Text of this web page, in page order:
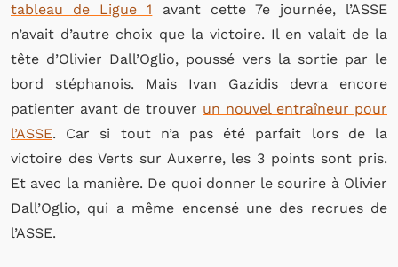
tableau de Ligue 1 avant cette 7e journée, l’ASSE
n’avait d’autre choix que la victoire. Il en valait de la
tête d’Olivier Dall’Oglio, poussé vers la sortie par le
bord stéphanois. Mais Ivan Gazidis devra encore
patienter avant de trouver un nouvel entraîneur pour
l’ASSE. Car si tout n’a pas été parfait lors de la
victoire des Verts sur Auxerre, les 3 points sont pris.
Et avec la manière. De quoi donner le sourire à Olivier
Dall’Oglio, qui a même encensé une des recrues de
l’ASSE.